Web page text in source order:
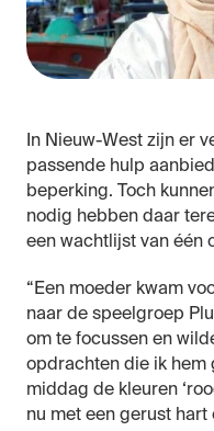
In Nieuw-West zijn er
passende hulp
beperking. Toch
nodig hebben daar
een wachtlijst van één
“Een moeder kwam
naar de speelgroep
om te focussen en
opdrachten die ik hem
middag de kleuren
nu met een gerust hart